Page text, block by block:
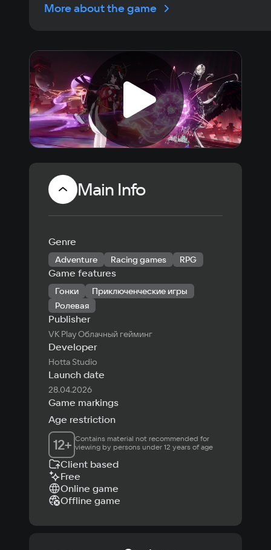
More about the game
Main Info
Genre
Adventure Racing games RPG
Game features
Гонки
Приключенческие игры
Ролевая
Publisher
VK Play Облачный гейминг
Developer
Hotta Studio
Launch date
28.04.2026
Game markings
Age restriction
12+ Contains material not recommended for
viewing by persons under 12 years of age
Client based
Free
Online game
Offline game